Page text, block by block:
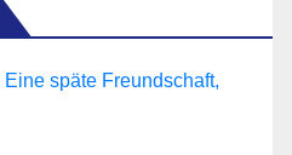
Eine späte Freundschaft,